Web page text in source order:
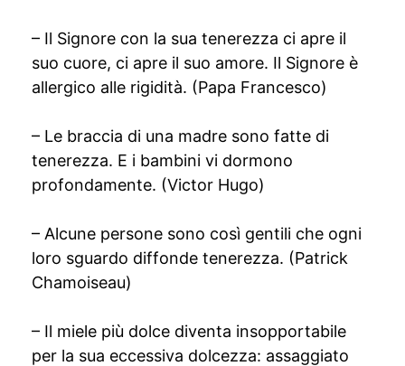
– Il Signore con la sua tenerezza ci apre il
suo cuore, ci apre il suo amore. Il Signore è
allergico alle rigidità. (Papa Francesco)
– Le braccia di una madre sono fatte di
tenerezza. E i bambini vi dormono
profondamente. (Victor Hugo)
– Alcune persone sono così gentili che ogni
loro sguardo diffonde tenerezza. (Patrick
Chamoiseau)
– Il miele più dolce diventa insopportabile
per la sua eccessiva dolcezza: assaggiato